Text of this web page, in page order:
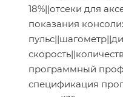
18%||отсеки для
показания
программный
спецификация